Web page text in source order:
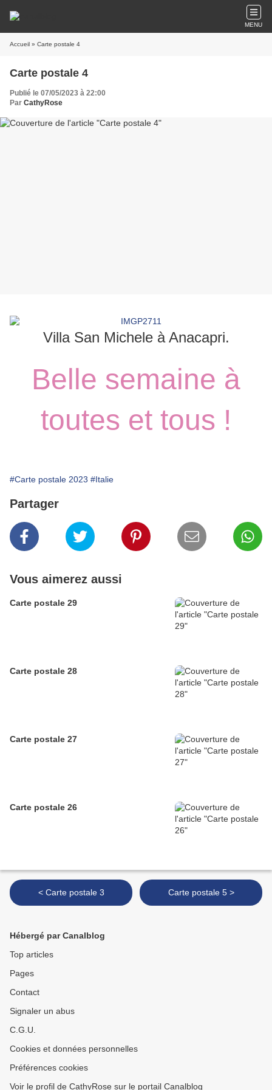
MENU
Accueil » Carte postale 4
Carte postale 4
Publié le 07/05/2023 à 22:00
Par CathyRose
Villa San Michele à Anacapri.
Belle semaine à
toutes et tous !
#Carte postale 2023 #Italie
Partager
Vous aimerez aussi
Carte postale 29
Carte postale 28
Carte postale 27
Carte postale 26
< Carte postale 3 Carte postale 5 >
Hébergé par Canalblog
Top articles
Pages
Contact
Signaler un abus
C.G.U.
Cookies et données personnelles
Préférences cookies
Voir le profil de CathyRose sur le portail Canalblog